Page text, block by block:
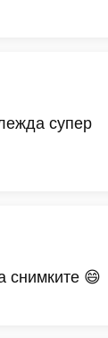
супер
снимките 😄